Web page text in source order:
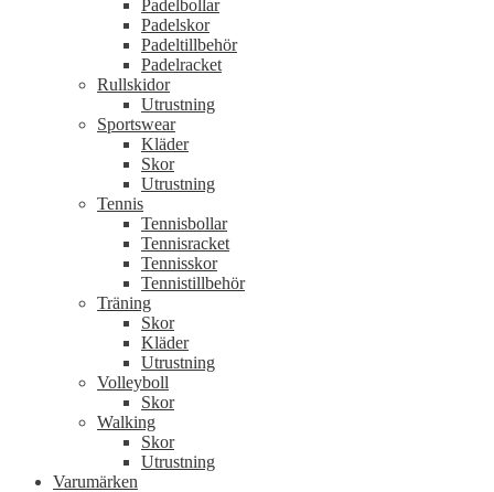
Padelbollar
Padelskor
Padeltillbehör
Padelracket
Rullskidor
Utrustning
Sportswear
Kläder
Skor
Utrustning
Tennis
Tennisbollar
Tennisracket
Tennisskor
Tennistillbehör
Träning
Skor
Kläder
Utrustning
Volleyboll
Skor
Walking
Skor
Utrustning
Varumärken